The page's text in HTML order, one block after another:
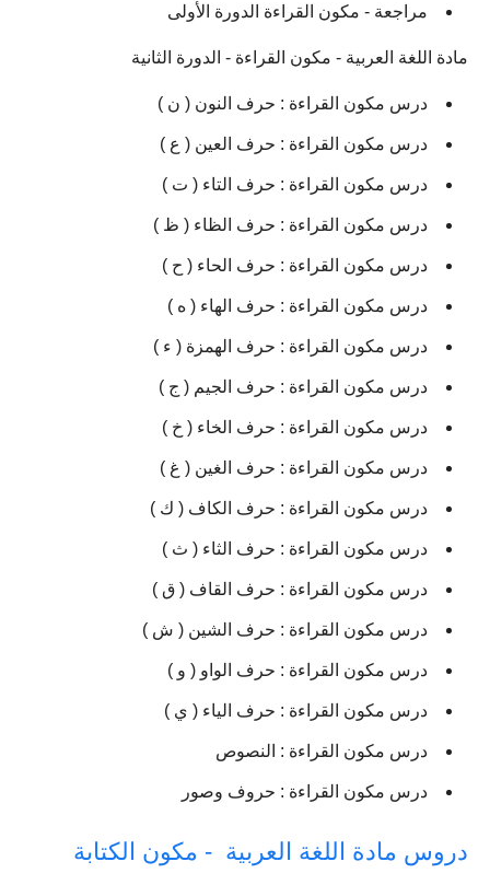
مراجعة - مكون القراءة الدورة الأولى
مادة اللغة العربية - مكون القراءة - الدورة الثانية
درس مكون القراءة : حرف النون ( ن )
درس مكون القراءة : حرف العين ( ع )
درس مكون القراءة : حرف التاء ( ت )
درس مكون القراءة : حرف الظاء ( ظ )
درس مكون القراءة : حرف الحاء ( ح )
درس مكون القراءة : حرف الهاء ( ه )
درس مكون القراءة : حرف الهمزة ( ء )
درس مكون القراءة : حرف الجيم ( ج )
درس مكون القراءة : حرف الخاء ( خ )
درس مكون القراءة : حرف الغين ( غ )
درس مكون القراءة : حرف الكاف ( ك )
درس مكون القراءة : حرف الثاء ( ث )
درس مكون القراءة : حرف القاف ( ق )
درس مكون القراءة : حرف الشين ( ش )
درس مكون القراءة : حرف الواو ( و )
درس مكون القراءة : حرف الياء ( ي )
درس مكون القراءة : النصوص
درس مكون القراءة : حروف وصور
دروس مادة اللغة العربية - مكون الكتابة